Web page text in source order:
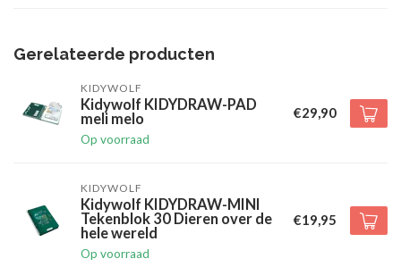
Gerelateerde producten
KIDYWOLF
Kidywolf KIDYDRAW-PAD
meli melo
Op voorraad
€29,90
KIDYWOLF
Kidywolf KIDYDRAW-MINI
Tekenblok 30 Dieren over de
hele wereld
Op voorraad
€19,95